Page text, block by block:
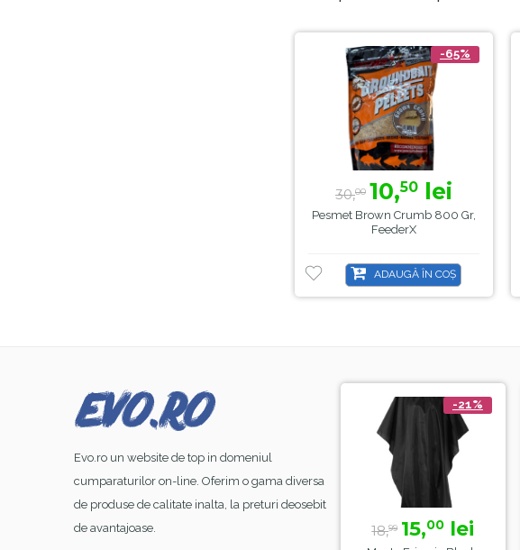
-65%
30,00 10,50 lei
Pesmet Brown Crumb 800 Gr,
FeederX
ADAUGĂ ÎN COȘ
Evo.ro un website de top in domeniul
cumparaturilor on-line. Oferim o gama diversa
de produse de calitate inalta, la preturi deosebit
de avantajoase.
-8%
99lei
-21%
18,99 15,00 lei